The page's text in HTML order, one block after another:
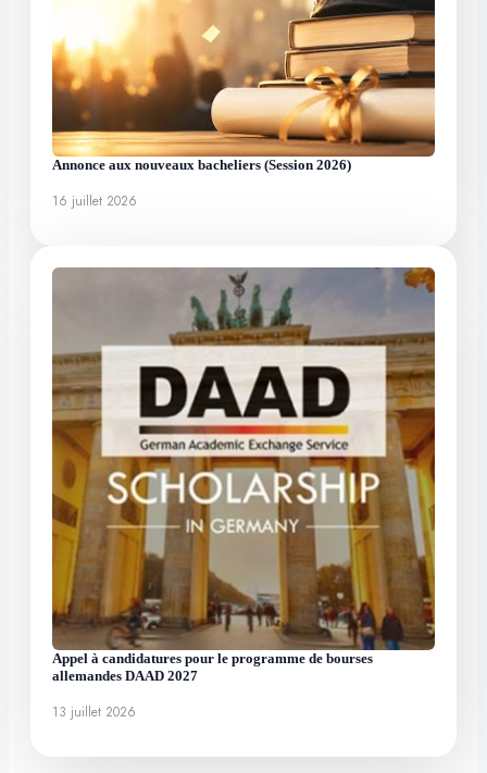
Annonce aux nouveaux bacheliers (Session 2026)
16 juillet 2026
Appel à candidatures pour le programme de bourses
allemandes DAAD 2027
13 juillet 2026